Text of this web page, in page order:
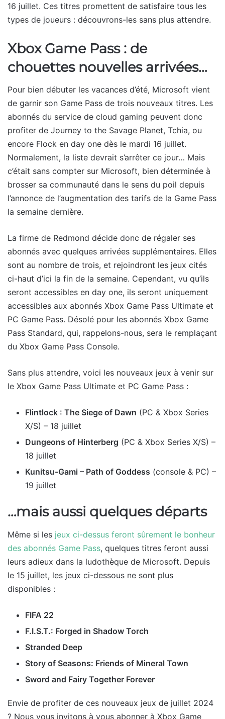
16 juillet. Ces titres promettent de satisfaire tous les
types de joueurs : découvrons-les sans plus attendre.
Xbox Game Pass : de
chouettes nouvelles arrivées…
Pour bien débuter les vacances d’été, Microsoft vient
de garnir son Game Pass de trois nouveaux titres. Les
abonnés du service de cloud gaming peuvent donc
profiter de Journey to the Savage Planet, Tchia, ou
encore Flock en day one dès le mardi 16 juillet.
Normalement, la liste devrait s’arrêter ce jour… Mais
c’était sans compter sur Microsoft, bien déterminée à
brosser sa communauté dans le sens du poil depuis
l’annonce de l’augmentation des tarifs de la Game Pass
la semaine dernière.
La firme de Redmond décide donc de régaler ses
abonnés avec quelques arrivées supplémentaires. Elles
sont au nombre de trois, et rejoindront les jeux cités
ci-haut d’ici la fin de la semaine. Cependant, vu qu’ils
seront accessibles en day one, ils seront uniquement
accessibles aux abonnés Xbox Game Pass Ultimate et
PC Game Pass. Désolé pour les abonnés Xbox Game
Pass Standard, qui, rappelons-nous, sera le remplaçant
du Xbox Game Pass Console.
Sans plus attendre, voici les nouveaux jeux à venir sur
le Xbox Game Pass Ultimate et PC Game Pass :
Flintlock : The Siege of Dawn (PC & Xbox Series
X/S) – 18 juillet
Dungeons of Hinterberg (PC & Xbox Series X/S) –
18 juillet
Kunitsu-Gami – Path of Goddess (console & PC) –
19 juillet
…mais aussi quelques départs
Même si les jeux ci-dessus feront sûrement le bonheur
des abonnés Game Pass, quelques titres feront aussi
leurs adieux dans la ludothèque de Microsoft. Depuis
le 15 juillet, les jeux ci-dessous ne sont plus
disponibles :
FIFA 22
F.I.S.T.: Forged in Shadow Torch
Stranded Deep
Story of Seasons: Friends of Mineral Town
Sword and Fairy Together Forever
Envie de profiter de ces nouveaux jeux de juillet 2024
? Nous vous invitons à vous abonner à Xbox Game